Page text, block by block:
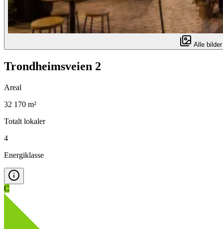
Alle bilder
Trondheimsveien 2
Areal
32 170 m²
Totalt lokaler
4
Energiklasse
C